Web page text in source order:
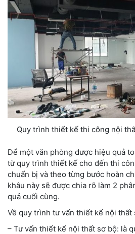
Quy trình thiết kế thi công nội
Để một văn phòng được hiệu quả
từ quy trình thiết kế cho đến thi
chuẩn bị và theo từng bước hoàn
khâu này sẽ được chia rõ làm 2
quả cuối cùng.
Về quy trình tư vấn thiết kế nội thất
– Tư vấn thiết kế nội thất sơ bộ: là